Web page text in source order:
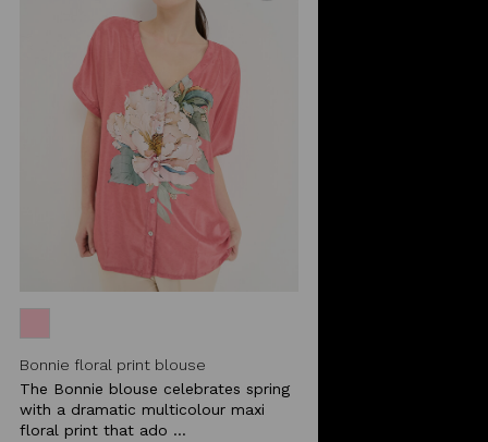
Bonnie floral print blouse
The Bonnie blouse celebrates spring
with a dramatic multicolour maxi
floral print that ado ...